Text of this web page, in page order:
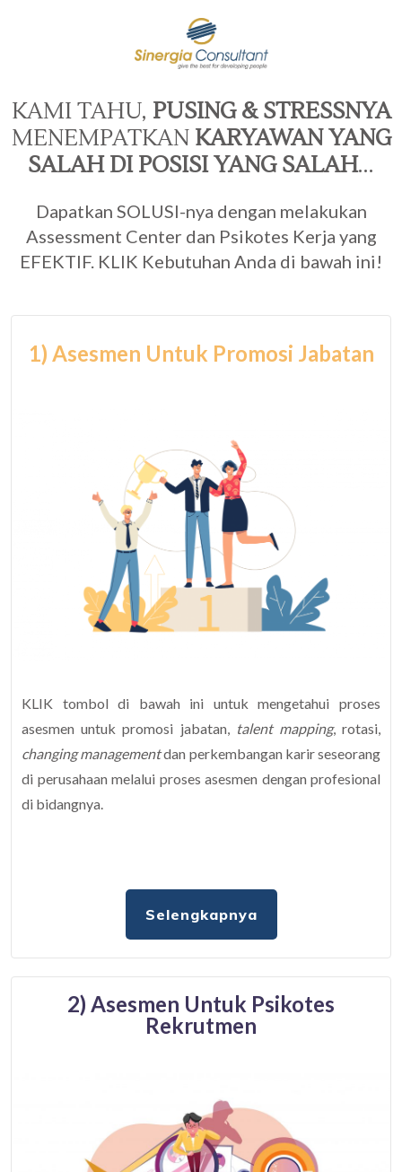
KAMI TAHU, PUSING & STRESSNYA
MENEMPATKAN KARYAWAN YANG
SALAH DI POSISI YANG SALAH...
Dapatkan SOLUSI-nya dengan melakukan
Assessment Center dan Psikotes Kerja yang
EFEKTIF. KLIK Kebutuhan Anda di bawah ini!
1) Asesmen Untuk Promosi Jabatan
KLIK tombol di bawah ini untuk mengetahui proses
asesmen untuk promosi jabatan,
talent mapping, rotasi,
changing managementdan perkembangan karir seseorang
di perusahaan melalui proses asesmen dengan profesional
di bidangnya.
Selengkapnya
2) Asesmen Untuk Psikotes
Rekrutmen